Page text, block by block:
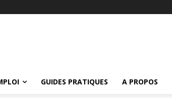
GUIDES PRATIQUES A PROPOS